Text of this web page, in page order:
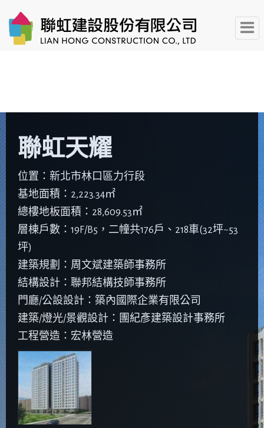
聯虹天耀
位置：新北市林口區力行段
基地面積：2,223.34㎡
總樓地板面積：28,609.53㎡
層棟戶數：19F/B5，二幢共176戶、218車(32坪~53
坪)
建築規劃：周文斌建築師事務所
結構設計：聯邦結構技師事務所
門廳/公設設計：築內國際企業有限公司
建築/燈光/景觀設計：團紀彥建築設計事務所
工程營造：宏林營造